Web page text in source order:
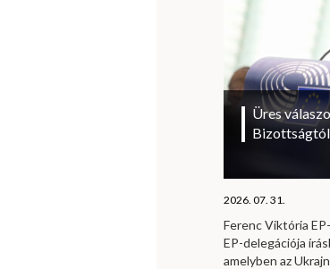
Üres
Bizottságtól
2026. 07. 31.
Ferenc Viktória
EP-delegációja
amelyben az